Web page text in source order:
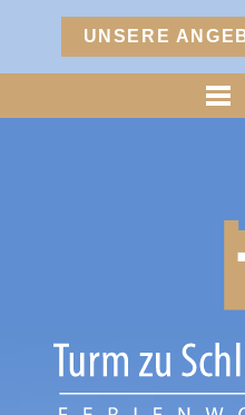
Menü
HERZOGPALAIS
UNSERE